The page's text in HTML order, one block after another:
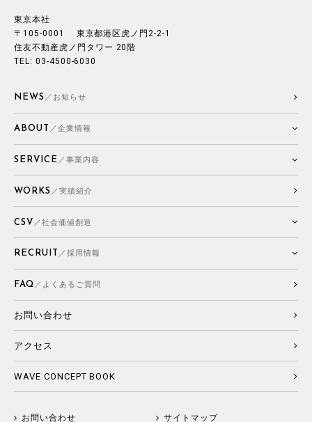
東京本社
〒105-0001 東京都港区虎ノ門2-2-1
住友不動産虎ノ門タワー 20階
TEL: 03-4500-6030
NEWS ／お知らせ
ABOUT ／企業情報
SERVICE ／事業内容
WORKS ／実績紹介
CSV ／社会価値創造
RECRUIT ／採用情報
FAQ ／よくあるご質問
お問い合わせ
アクセス
WAVE CONCEPT BOOK
お問い合わせ サイトマップ